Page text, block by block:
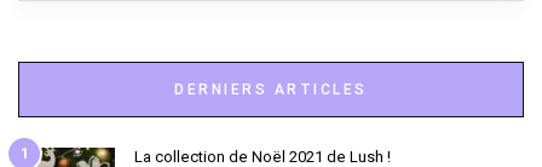
DERNIERS ARTICLES
1 La collection de Noël 2021 de Lush !